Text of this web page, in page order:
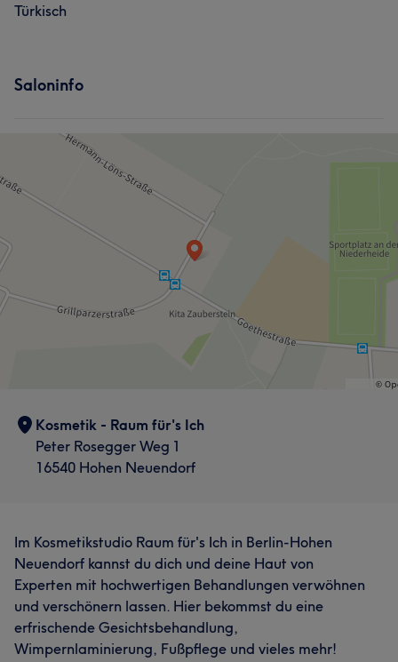
Türkisch
Saloninfo
Kosmetik - Raum für's Ich
Peter Rosegger Weg 1
16540 Hohen Neuendorf
Im Kosmetikstudio Raum für's Ich in Berlin-Hohen
Neuendorf kannst du dich und deine Haut von
Experten mit hochwertigen Behandlungen verwöhnen
und verschönern lassen. Hier bekommst du eine
erfrischende Gesichtsbehandlung,
Wimpernlaminierung, Fußpflege und vieles mehr!